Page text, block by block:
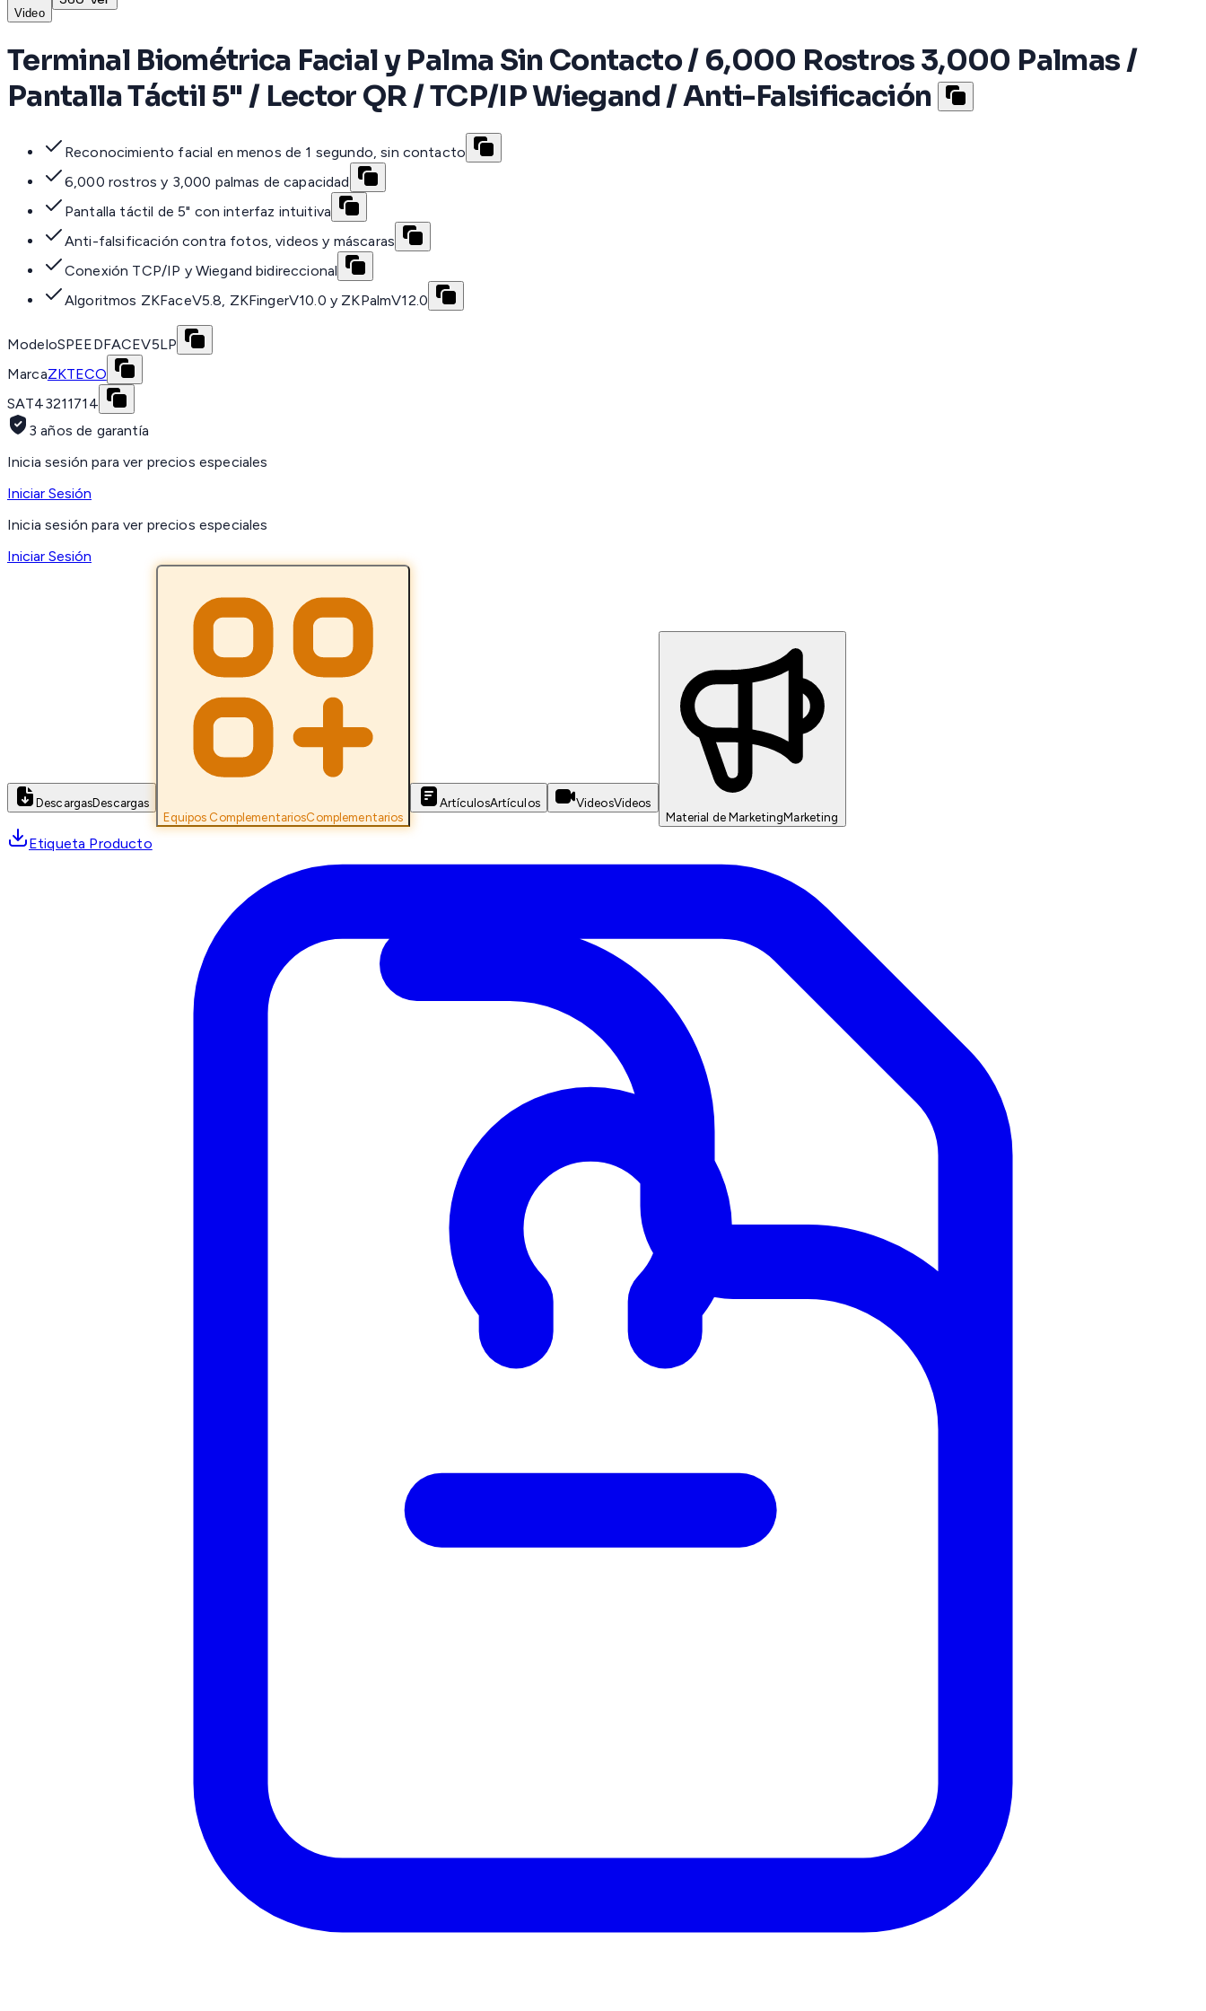
Video
Terminal Biométrica Facial y Palma Sin Contacto / 6,000 Rostros 3,000 Palmas /
Pantalla Táctil 5" / Lector QR / TCP/IP Wiegand / Anti-Falsificación
Reconocimiento facial en menos de 1 segundo, sin contacto
6,000 rostros y 3,000 palmas de capacidad
Pantalla táctil de 5" con interfaz intuitiva
Anti-falsificación contra fotos, videos y máscaras
Conexión TCP/IP y Wiegand bidireccional
Algoritmos ZKFaceV5.8, ZKFingerV10.0 y ZKPalmV12.0
ModeloSPEEDFACEV5LP
MarcaZKTECO
SAT43211714
3 años de garantía
Inicia sesión para ver precios especiales
Iniciar Sesión
Inicia sesión para ver precios especiales
Iniciar Sesión
DescargasDescargas
Equipos ComplementariosComplementarios
ArtículosArtículos VideosVideos
Material de MarketingMarketing
Etiqueta Producto